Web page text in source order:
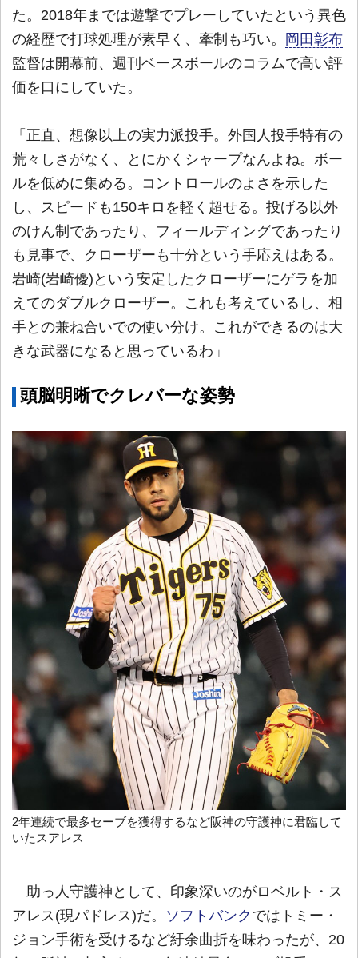
た。2018年までは遊撃でプレーしていたという異色
の経歴で打球処理が素早く、牽制も巧い。 岡田彰布
監督は開幕前、週刊ベースボールのコラムで高い評
価を口にしていた。
「正直、想像以上の実力派投手。外国人投手特有の
荒々しさがなく、とにかくシャープなんよね。ボー
ルを低めに集める。コントロールのよさを示した
し、スピードも150キロを軽く超せる。投げる以外
のけん制であったり、フィールディングであったり
も見事で、クローザーも十分という手応えはある。
岩崎(岩崎優)という安定したクローザーにゲラを加
えてのダブルクローザー。これも考えているし、相
手との兼ね合いでの使い分け。これができるのは大
きな武器になると思っているわ」
頭脳明晰でクレバーな姿勢
2年連続で最多セーブを獲得するなど阪神の守護神に君臨して
いたスアレス
助っ人守護神として、印象深いのがロベルト・ス
アレス(現パドレス)だ。 ソフトバンク ではトミー・
ジョン手術を受けるなど紆余曲折を味わったが、20